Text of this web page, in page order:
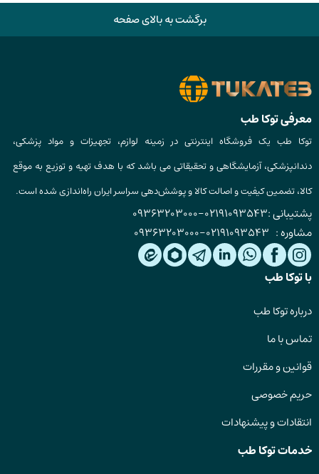
برگشت به بالای صفحه
معرفی توکا طب
توکا طب یک فروشگاه اینترنتی در زمینه لوازم، تجهیزات و مواد پزشکی،
دندانپزشکی، آزمایشگاهی و تحقیقاتی می باشد که با هدف تهیه و توزیع به موقع
کالا، تضمین کیفیت و اصالت کالا و پوشش‌دهی سراسر ایران راه‌اندازی شده است.
پشتیبانی :02191093543
-
09363203000
مشاوره : 02191093543
-
09363203000
با توکا طب
درباره توکا طب
تماس با ما
قوانین و مقررات
حریم خصوصی
انتقادات و پیشنهادات
خدمات توکا طب